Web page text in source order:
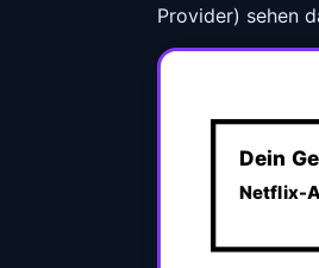
Provider) sehen
Dein
Netflix-